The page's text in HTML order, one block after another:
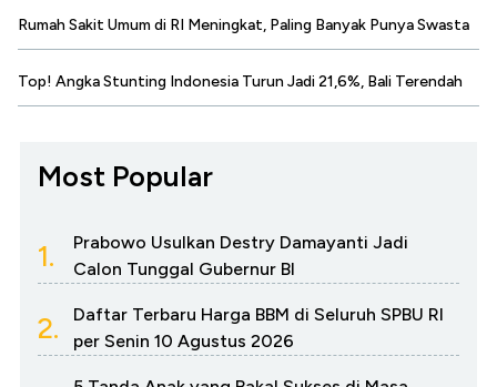
Rumah Sakit Umum di RI Meningkat, Paling Banyak Punya Swasta
Top! Angka Stunting Indonesia Turun Jadi 21,6%, Bali Terendah
Most Popular
1.
Prabowo Usulkan Destry Damayanti Jadi
Calon Tunggal Gubernur BI
2.
Daftar Terbaru Harga BBM di Seluruh SPBU RI
per Senin 10 Agustus 2026